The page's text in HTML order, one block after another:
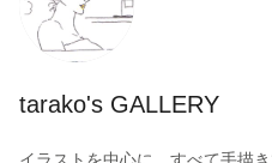
tarako's GALLERY
イラストを中心に、すべて手描